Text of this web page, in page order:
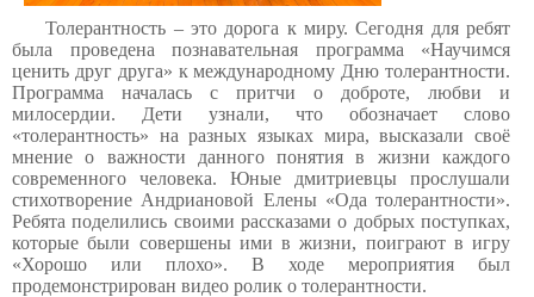
Толерантность – это дорога к миру.Сегодня для ребят
была проведена познавательная программа «Научимся
ценить друг друга» к международному Дню толерантности.
Программа началась с притчи о доброте, любви и
милосердии. Дети узнали, что обозначает слово
«толерантность» на разных языках мира, высказали своё
мнение о важности данного понятия в жизни каждого
современного человека.Юные дмитриевцы прослушали
стихотворение Андриановой Елены «Ода толерантности».
Ребята поделились своими рассказами о добрых поступках,
которые были совершены ими вжизни, поиграют в игру
«Хорошо или плохо». В ходе мероприятия был
продемонстрирован видео ролик о толерантности.